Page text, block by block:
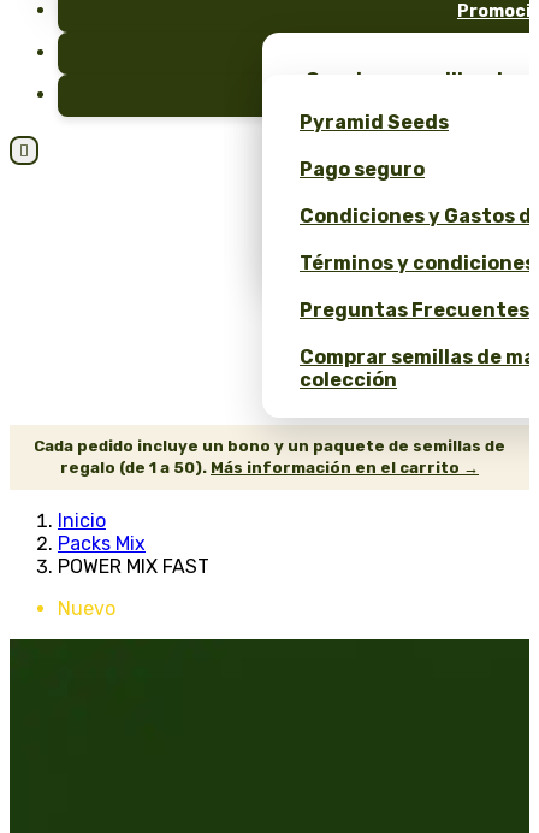
¡Consigue semillas de
Seeds!
Obtén un 10% de
Calculadora de Precios
Pyramid Seeds
Pago seguro
Condiciones y Gastos
Términos y
Preguntas Frecuentes
Comprar semillas de
colección

Cada pedido incluye un bono y un paquete de semillas de
regalo (de 1 a 50). Más información en el carrito →
Inicio
Packs Mix
POWER MIX FAST
Nuevo